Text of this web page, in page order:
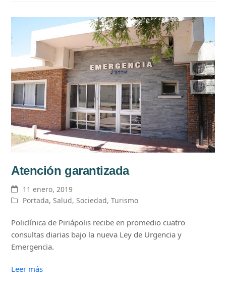
Atención garantizada
11 enero, 2019
Portada,Salud,Sociedad,Turismo
Policlínica de Piriápolis recibe en promedio cuatro
consultas diarias bajo la nueva Ley de Urgencia y
Emergencia.
Leer más